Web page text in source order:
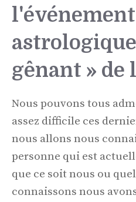
l'événement
gênant » de
Nous pouvons tous
assez difficile ces
nous allons nous
personne qui est
que ce soit nous ou
connaissons nous